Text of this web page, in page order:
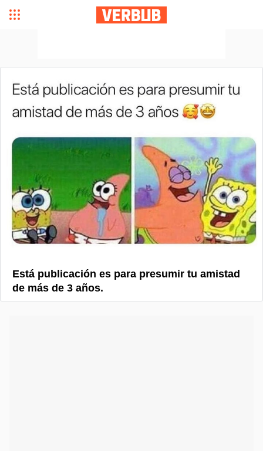
Está publicación es para presumir tu amistad
de más de 3 años.